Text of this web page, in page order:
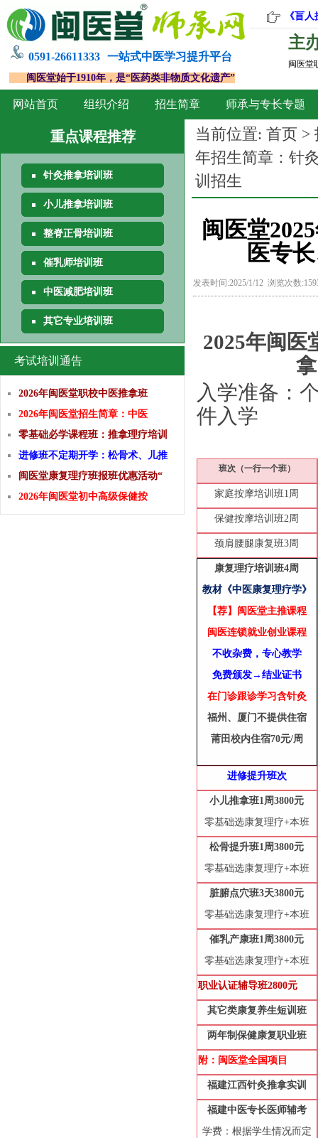
网站首页 组织介绍 招生简章 师承与专长专题
0591-26611333 一站式中医学习提升平台
闽医堂始于1910年，是“医药类非物质文化遗产”
《盲
主
闽医堂
重点课程推荐
针灸推拿培训班
小儿推拿培训班
整脊正骨培训班
催乳师培训班
中医减肥培训班
其它专业培训班
考试培训通告
2026年闽医堂职校中医推拿班
2026年闽医堂招生简章：中医
零基础必学课程班：推拿理疗培训
进修班不定期开学：松骨术、儿推
闽医堂康复理疗班报班优惠活动“
2026年闽医堂初中高级保健按
当前位置: 首页 >
年招生简章：针
训招生
闽医堂
医专
发表时间:2025/1/12 浏览次数
2025年闽医
入学准备：
件入学
班次（一行一个班）
家庭按摩培训班1周
保健按摩培训班2周
颈肩腰腿康复班3周
康复理疗培训班4周
教材《中医康复理疗学》
【荐】
闽医堂主推课程
闽医连锁就业创业课程
不收杂费 ， 专心教学
免费颁发→ 结业证书
在门诊跟诊学习含针灸
福州、厦门不提供住宿
莆田校内住宿70元/周
进修提升班次
小儿推拿班1周3800元
零基础选康复理疗+本班
松骨提升班1周3800元
零基础选康复理疗+本班
脏腑点穴班3天3800元
零基础选康复理疗+本班
催乳产康班1周3800元
零基础选康复理疗+本班
职业认证辅导班2800元
其它类康复养生短训 班
两年制保健康复职业班
附：闽医堂全国项目
福建江西针灸推拿实训
福建中医专长医师辅考
学费：根据学生情况而定